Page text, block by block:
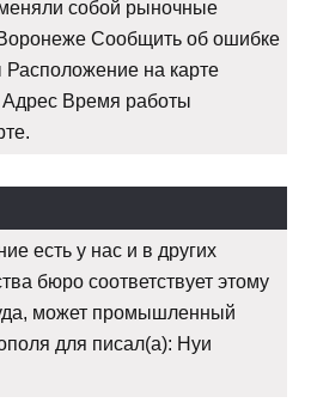
собой рыночные
Сообщить об ошибке
на карте
Время работы
есть у нас и в других
бюро соответствует этому
может промышленный
для писал(а): Нуи